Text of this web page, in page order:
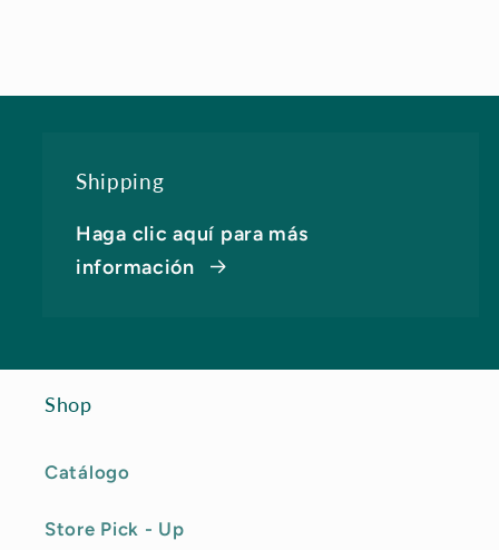
Shipping
Haga clic aquí para más
información
Shop
Catálogo
Store Pick - Up